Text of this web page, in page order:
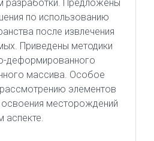
разработки. Предложены
по использованию
после извлечения
Приведены методики
деформированного
массива. Особое
элементов
освоения месторождений
аспекте.